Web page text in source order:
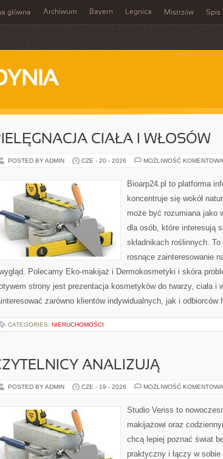
główna Archiwum Bayern Legnica Mistrzów Spis
CIAŁA I WŁOSÓW
POSTED BY ADMIN CZE - 20 - 2026 MOŻLIWOŚĆ
Bioarp24.pl to platforma
koncentruje się wokół
może być rozumiana jako
dla osób, które interesują
składnikach roślinnych.
rosnące zainteresowanie
Polecamy Eko-makijaż i Dermokosmetyki i skóra
strony jest prezentacja kosmetyków do twarzy, ciała i
zarówno klientów indywidualnych, jak i
CATEGORIES: NIERUCHOMOŚCI
ANALIZUJĄ
POSTED BY ADMIN CZE - 19 - 2026 MOŻLIWOŚĆ
Studio Veriss to
makijażowi oraz
chcą lepiej poznać świat
praktyczny i łączy w